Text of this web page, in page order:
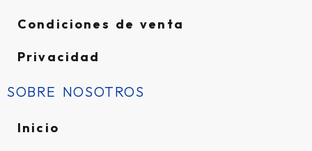
Condiciones de venta
Privacidad
SOBRE NOSOTROS
Inicio